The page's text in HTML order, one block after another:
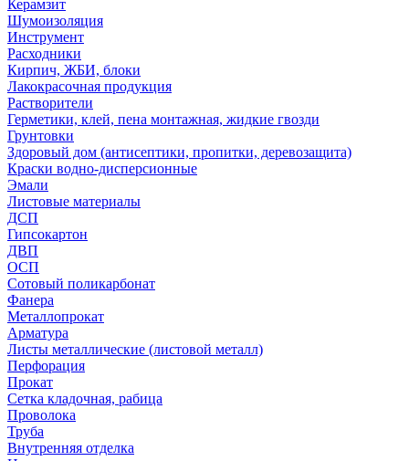
Керамзит
Шумоизоляция
Инструмент
Расходники
Кирпич, ЖБИ, блоки
Лакокрасочная продукция
Растворители
Герметики, клей, пена монтажная, жидкие гвозди
Грунтовки
Здоровый дом (антисептики, пропитки, деревозащита)
Краски водно-дисперсионные
Эмали
Листовые материалы
ДСП
Гипсокартон
ДВП
ОСП
Сотовый поликарбонат
Фанера
Металлопрокат
Арматура
Листы металлические (листовой металл)
Перфорация
Прокат
Сетка кладочная, рабица
Проволока
Труба
Внутренняя отделка